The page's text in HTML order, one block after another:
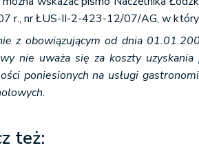
r., nr ŁUS-II-2-423-12/07/AG, w
z obowiązującym od dnia
nie uważa się za koszty
poniesionych na usługi
też: